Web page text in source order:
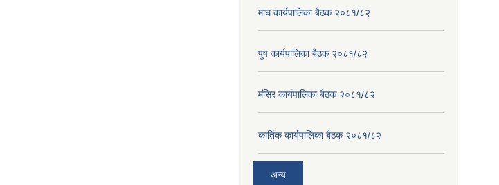
माघ कार्यपालिका बैठक २०८१/८२
पुष कार्यपालिका बैठक २०८१/८२
मंसिर कार्यपालिका बैठक २०८१/८२
कार्तिक कार्यपालिका बैठक २०८१/८२
अन्य